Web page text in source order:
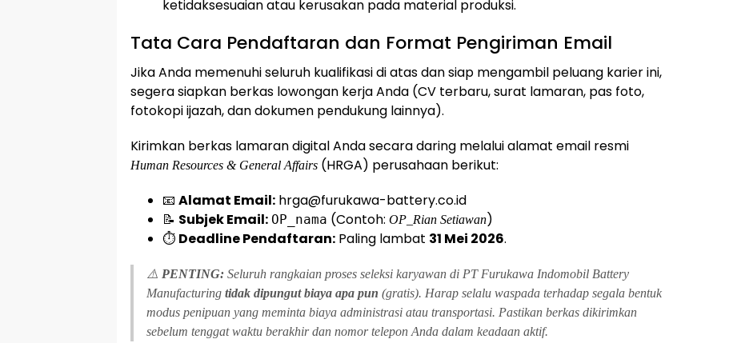
ketidaksesuaian atau kerusakan pada material produksi.
Tata Cara Pendaftaran dan Format Pengiriman Email
Jika Anda memenuhi seluruh kualifikasi di atas dan siap mengambil peluang karier ini,
segera siapkan berkas lowongan kerja Anda (CV terbaru, surat lamaran, pas foto,
fotokopi ijazah, dan dokumen pendukung lainnya).
Kirimkan berkas lamaran digital Anda secara daring melalui alamat email resmi
Human Resources & General Affairs (HRGA) perusahaan berikut:
📧 Alamat Email: hrga@furukawa-battery.co.id
📝 Subjek Email: OP_nama (Contoh: OP_Rian Setiawan)
⏱️ Deadline Pendaftaran: Paling lambat 31 Mei 2026.
⚠️ PENTING: Seluruh rangkaian proses seleksi karyawan di PT Furukawa Indomobil Battery
Manufacturing tidak dipungut biaya apa pun (gratis). Harap selalu waspada terhadap segala bentuk
modus penipuan yang meminta biaya administrasi atau transportasi. Pastikan berkas dikirimkan
sebelum tenggat waktu berakhir dan nomor telepon Anda dalam keadaan aktif.